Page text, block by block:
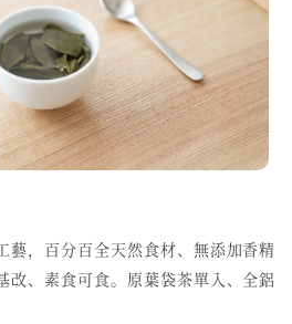
， 百分百全天然食材、無添加香精
改、素食可食。原葉袋茶單入、全鋁